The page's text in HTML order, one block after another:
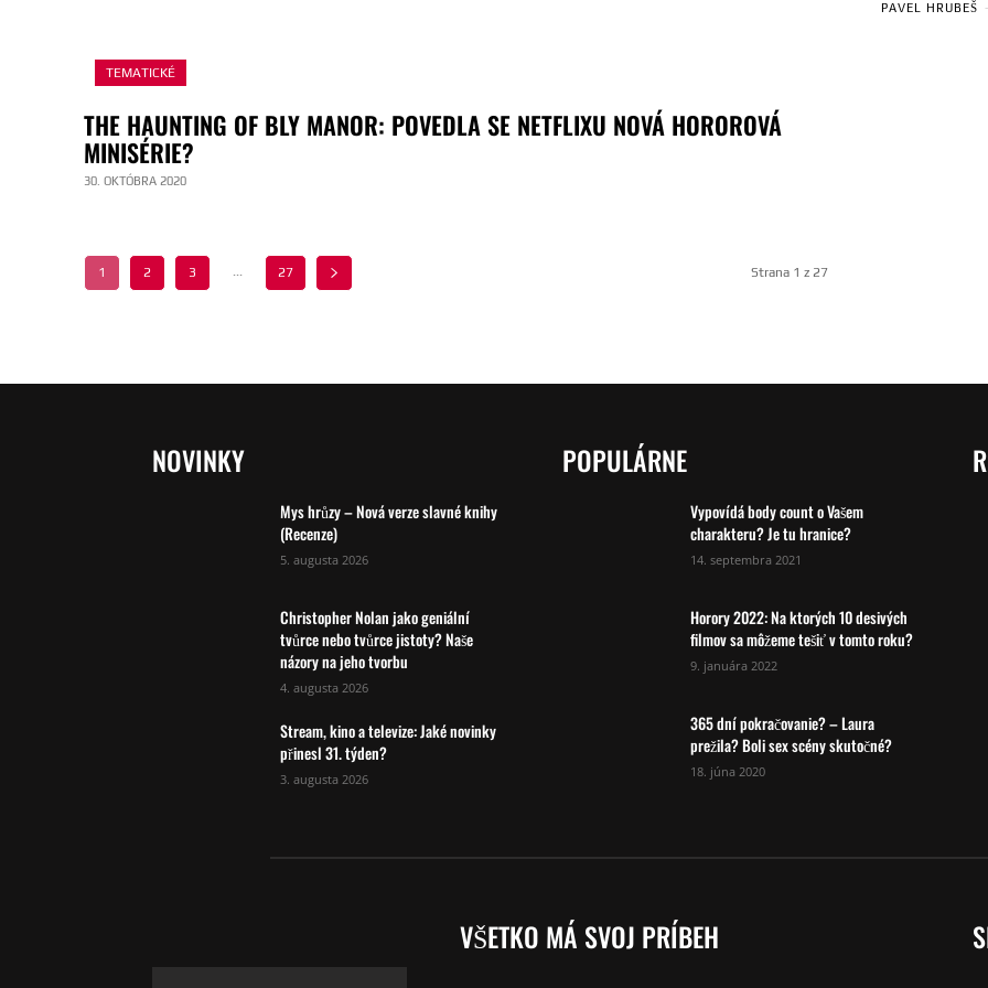
TEMATICKÉ
THE HAUNTING OF BLY MANOR: POVEDLA SE NETFLIXU NOVÁ HOROROVÁ
MINISÉRIE?
30. OKTÓBRA 2020
1 2 3 ... 27 Strana 1 z 27
PAVEL HRUBEŠ -
NOVINKY
Mys hrůzy – Nová verze slavné knihy
(Recenze)
5. augusta 2026
Christopher Nolan jako geniální
tvůrce nebo tvůrce jistoty? Naše
názory na jeho tvorbu
4. augusta 2026
Stream, kino a televize: Jaké novinky
přinesl 31. týden?
3. augusta 2026
POPULÁRNE
Vypovídá body count o Vašem
charakteru? Je tu hranice?
14. septembra 2021
Horory 2022: Na ktorých 10 desivých
filmov sa môžeme tešiť v tomto roku?
9. januára 2022
365 dní pokračovanie? – Laura
prežila? Boli sex scény skutočné?
18. júna 2020
VŠETKO MÁ SVOJ PRÍBEH